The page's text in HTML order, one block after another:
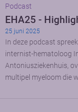
Podcast
EHA25 -
25 juni 2025
In deze podcast
internist-hematoloog
Antoniusziekenhuis,
multipel myeloom die